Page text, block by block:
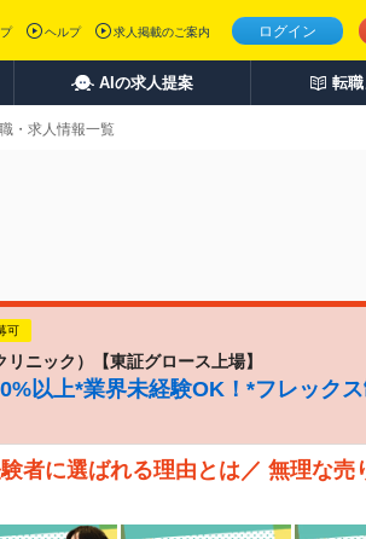
ログイン
ヘルプ 求人掲載のご案内
AIの求人提案 転
・求人情報一覧
可
ニック）【東証グロース上場】
以上*業界未経験OK！*フレック
者に選ばれる理由とは／ 無理な売